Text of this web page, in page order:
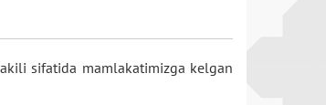
sifatida mamlakatimizga kelgan